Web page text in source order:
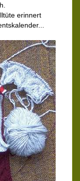
erinnert